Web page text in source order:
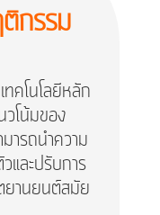
กรรม
ทคโนโลยีหลัก
โน้มของ
ารถนำความ
และปรับการ
ยานยนต์สมัย